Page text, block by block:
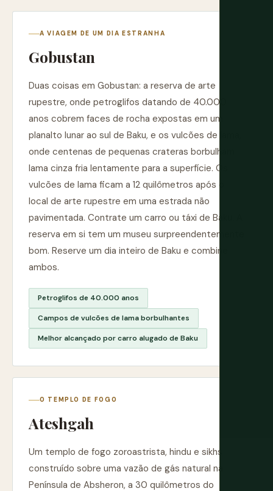
A VIAGEM DE UM DIA ESTRANHA
Gobustan
Duas coisas em Gobustan: a reserva de arte
rupestre, onde petroglifos datando de 40.000
anos cobrem faces de rocha expostas em um
planalto lunar ao sul de Baku, e os vulcões de lama,
onde centenas de pequenas crateras borbulham
lama cinza fria lentamente para a superfície. Os
vulcões de lama ficam a 12 quilômetros após o
local de arte rupestre em uma estrada não
pavimentada. Contrate um carro ou táxi de Baku. A
reserva em si tem um museu surpreendentemente
bom. Reserve um dia inteiro de Baku e combine
ambos.
Petroglifos de 40.000 anos
Campos de vulcões de lama borbulhantes
Melhor alcançado por carro alugado de Baku
O TEMPLO DE FOGO
Ateshgah
Um templo de fogo zoroastrista, hindu e sikhs
construído sobre uma vazão de gás natural na
Península de Absheron, a 30 quilômetros do